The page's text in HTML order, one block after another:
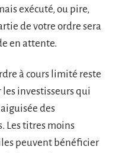
exécuté, ou pire,
de votre ordre sera
en attente.
à cours limité reste
investisseurs qui
des
Les titres moins
peuvent bénéficier